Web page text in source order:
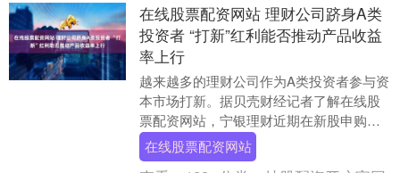
在线股票配资网站 理财公司跻身A类
投资者 “打新”红利能否推动产品收益
率上行
越来越多的理财公司作为A类投资者参与资
本市场打新。据贝壳财经记者了解在线股
票配资网站，宁银理财近期在新股申购市
场动作频频，多只产品先后现身深交所、
上交所拟IPO....
在线股票配资网站